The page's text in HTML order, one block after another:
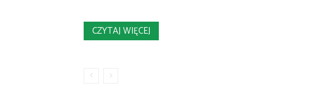
CZYTAJ WIĘCEJ